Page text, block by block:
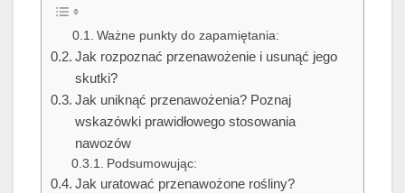
Ważne punkty do zapamiętania:
Jak rozpoznać przenawożenie i usunąć jego
skutki?
Jak uniknąć przenawożenia? Poznaj
wskazówki prawidłowego stosowania
nawozów
Podsumowując:
Jak uratować przenawożone rośliny?